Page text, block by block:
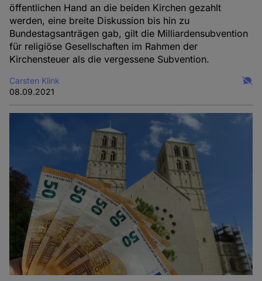
öffentlichen Hand an die beiden Kirchen gezahlt
werden, eine breite Diskussion bis hin zu
Bundestagsanträgen gab, gilt die Milliardensubvention
für religiöse Gesellschaften im Rahmen der
Kirchensteuer als die vergessene Subvention.
Carsten Klink
08.09.2021